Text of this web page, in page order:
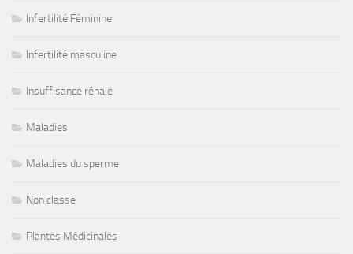
Infertilité Féminine
Infertilité masculine
Insuffisance rénale
Maladies
Maladies du sperme
Non classé
Plantes Médicinales